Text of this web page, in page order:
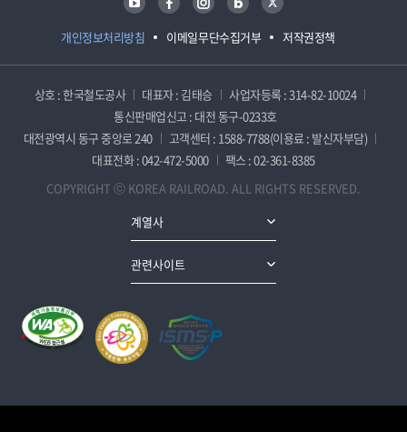
개인정보처리방침 이메일무단수집거부 저작권정책
상호 : 한국철도공사 대표자 : 김태승
사업자등록 : 314-82-10024
통신판매업신고 : 대전 동구-0233호
대전광역시 동구 중앙로 240
고객센터 : 1588-7788(이용료 : 발신자부담)
대표전화 : 042-472-5000
팩스 : 02-361-8385
COPYRIGHT ⓒ KOREA RAILROAD. ALL RIGHTS RESERVED.
계열사
관련사이트